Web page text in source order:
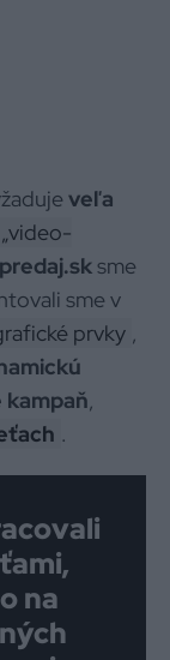
veľa
„video-
sme
sme v
prvky ,
kampaň,
.
na